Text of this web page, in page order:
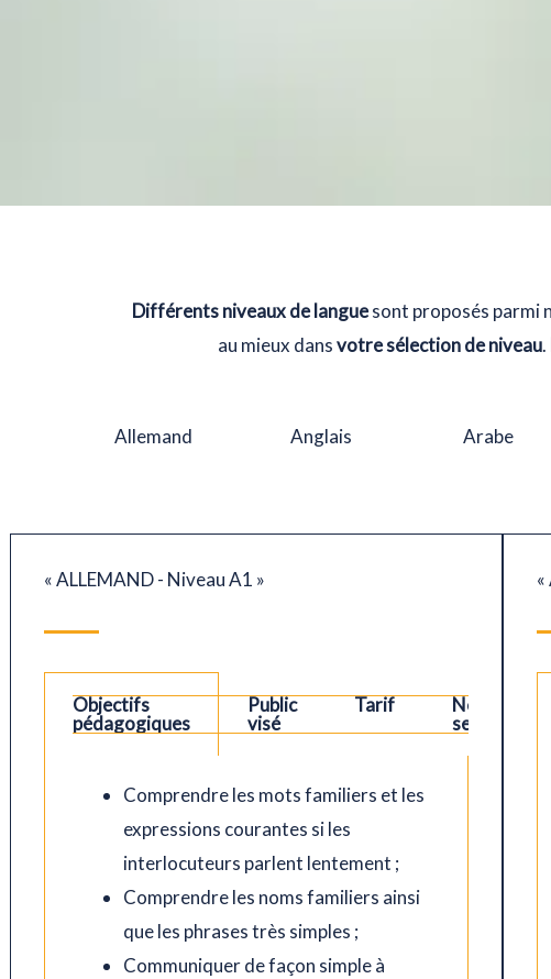
Différents niveaux de languesont proposés parmi
au mieux dansvotre sélection de niveau.
Allemand Anglais Arabe
« ALLEMAND - Niveau A1 »
Objectifs
pédagogiques
Public
visé
Tarif
Nos
sessions
Comprendre les mots familiers et les
expressions courantes si les
interlocuteurs parlent lentement ;
Comprendre les noms familiers ainsi
que les phrases très simples ;
Communiquer de façon simple à